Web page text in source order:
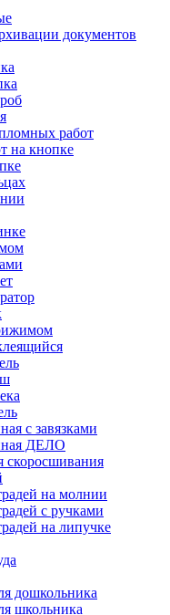
документов
работ
на кнопке
с завязками
ДЕЛО
скоросшивания
на молнии
с ручками
на липучке
дошкольника
школьника